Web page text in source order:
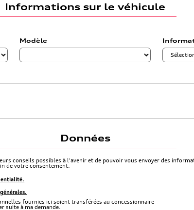
Informations sur le véhicule
Modèle
Données
conseils possibles à l'avenir et de pouvoir vous envoyer des
de votre consentement.
fournies ici soient transférées au concessionnaire
suite à ma demande.